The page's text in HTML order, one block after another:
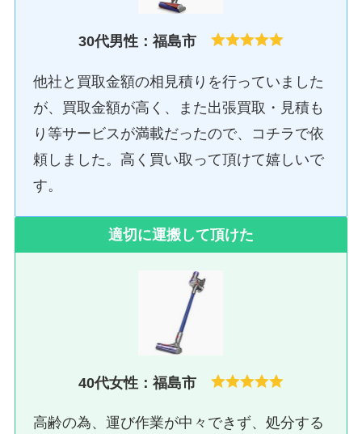
30代男性：福島市
他社と買取金額の相見積りを行っていました
が、買取金額が高く、また出張買取・見積も
り等サービスが満載だったので、コチラで依
頼しました。高く買い取って頂けて嬉しいで
す。
適切に運搬して頂けた
40代女性：福島市
高齢の為、運び作業が中々できず、処分する